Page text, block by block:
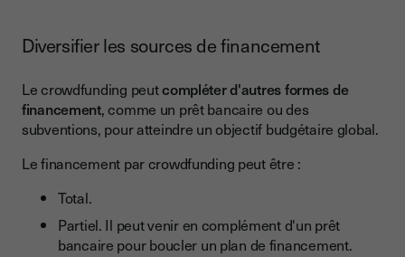
Diversifier les sources de financement
Le crowdfunding peutcompléter d'autres formes de
financement, comme un prêt bancaire ou des
subventions, pour atteindre un objectif budgétaire global.
Le financement par crowdfunding peut être :
Total.
Partiel. Il peut venir en complément d'un prêt
bancaire pour boucler un plan de financement.